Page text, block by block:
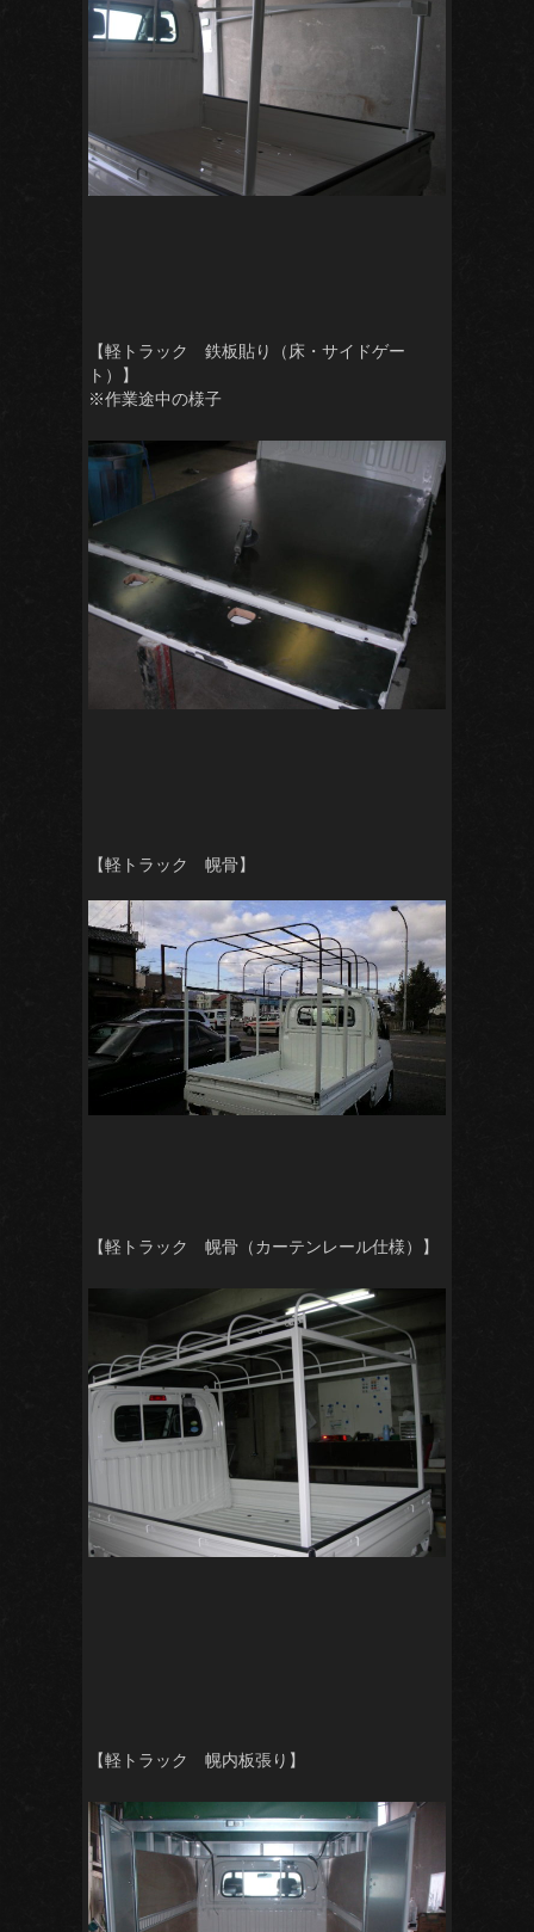
【軽トラック 鉄板貼り（床・サイドゲー
ト）】
※作業途中の様子
【軽トラック 幌骨】
【軽トラック 幌骨（カーテンレール仕様）】
【軽トラック 幌内板張り】